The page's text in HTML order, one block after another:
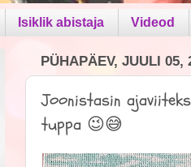
Isiklik abistaja Videod
PÜHAPÄEV, JUULI 05,
Joonistasin
tuppa 😉😅